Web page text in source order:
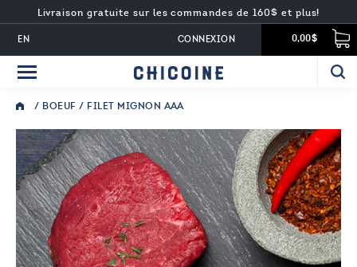
EN
Livraison gratuite sur les commandes de 160$ et plus!
0,00$
CONNEXION
/ BOEUF / FILET MIGNON AAA